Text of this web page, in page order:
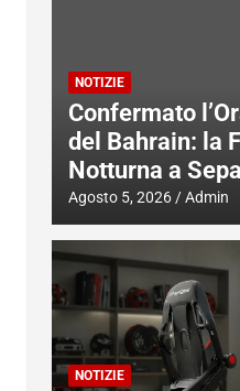
NOTIZIE
Confermato
del Bahrain: la
Notturna a
Agosto 5, 2026 Admin
NOTIZIE